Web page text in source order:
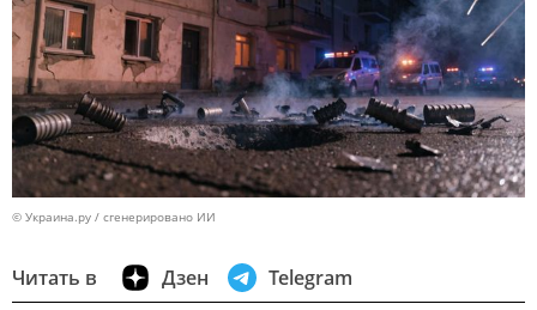
© Украина.ру / сгенерировано ИИ
Читать в Дзен Telegram